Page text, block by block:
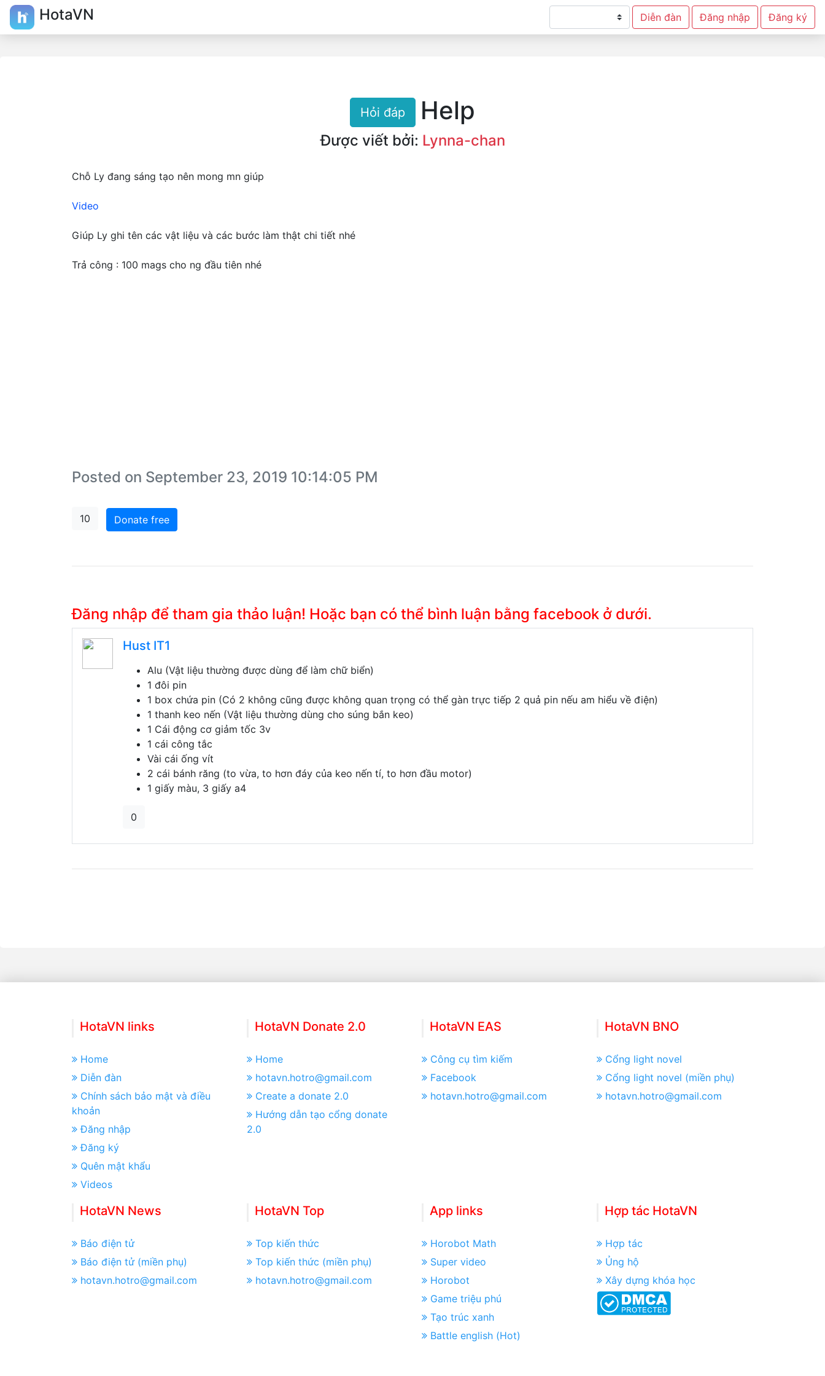
HotaVN Diễn đàn Đăng nhập Đăng ký
Hỏi đáp Help
Được viết bởi: Lynna-chan
Chỗ Ly đang sáng tạo nên mong mn giúp
Video
Giúp Ly ghi tên các vật liệu và các bước làm thật chi tiết nhé
Trả công : 100 mags cho ng đầu tiên nhé
Posted on September 23, 2019 10:14:05 PM
10 Donate free
Đăng nhập để tham gia thảo luận! Hoặc bạn có thể bình luận bằng facebook ở dưới.
Hust IT1
Alu (Vật liệu thường được dùng để làm chữ biển)
1 đôi pin
1 box chứa pin (Có 2 không cũng được không quan trọng có thể gàn trực tiếp 2 quả pin nếu am hiểu về điện)
1 thanh keo nến (Vật liệu thường dùng cho súng bắn keo)
1 Cái động cơ giảm tốc 3v
1 cái công tắc
Vài cái ống vít
2 cái bánh răng (to vừa, to hơn đáy của keo nến tí, to hơn đầu motor)
1 giấy màu, 3 giấy a4
0
HotaVN links
Home
Diễn đàn
Chính sách bảo mật và điều
khoản
Đăng nhập
Đăng ký
Quên mật khẩu
Videos
HotaVN Donate 2.0
Home
hotavn.hotro@gmail.com
Create a donate 2.0
Hướng dẫn tạo cổng donate
2.0
HotaVN EAS
Công cụ tìm kiếm
Facebook
hotavn.hotro@gmail.com
HotaVN BNO
Cổng light novel
Cổng light novel (miền phụ)
hotavn.hotro@gmail.com
HotaVN News
Báo điện tử
Báo điện tử (miền phụ)
hotavn.hotro@gmail.com
HotaVN Top
Top kiến thức
Top kiến thức (miền phụ)
hotavn.hotro@gmail.com
App links
Horobot Math
Super video
Horobot
Game triệu phú
Tạo trúc xanh
Battle english (Hot)
Hợp tác HotaVN
Hợp tác
Ủng hộ
Xây dựng khóa học